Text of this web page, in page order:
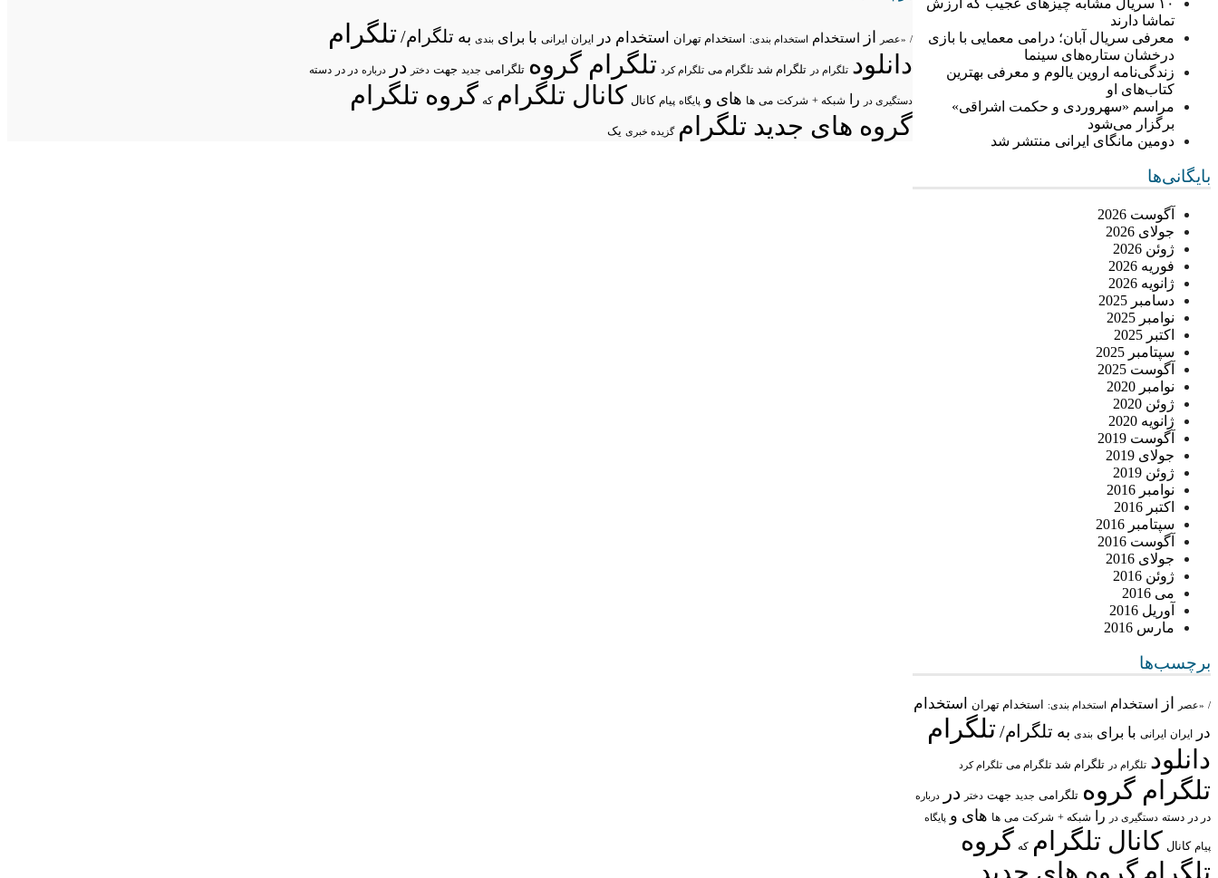
تماشا دارند
معرفی سریال آبان؛ درامی معمایی با بازی
درخشان ستاره‌های سینما
زندگی‌نامه اروین یالوم و معرفی بهترین
کتاب‌های او
مراسم «سهروردی و حکمت اشراقی»
برگزار می‌شود
دومین مانگای ایرانی منتشر شد
بایگانی‌ها
آگوست 2026
جولای 2026
ژوئن 2026
فوریه 2026
ژانویه 2026
دسامبر 2025
نوامبر 2025
اکتبر 2025
سپتامبر 2025
آگوست 2025
نوامبر 2020
ژوئن 2020
ژانویه 2020
آگوست 2019
جولای 2019
ژوئن 2019
نوامبر 2016
اکتبر 2016
سپتامبر 2016
آگوست 2016
جولای 2016
ژوئن 2016
می 2016
آوریل 2016
مارس 2016
برچسب‌ها
/ «عصر از استخدام استخدام بندی: استخدام تهران
استخدام
در
ایران ایرانی با برای بندی به تلگرام/ تلگرام
دانلود تلگرام در تلگرام شد تلگرام می تلگرام کرد
تلگرام گروه تلگرامی جدید جهت دختر در درباره
در در دسته دستگیری در را شبکه + شرکت می ها های و پایگاه
پیام کانال کانال تلگرام که گروه
تلگرام گروه های جدید
/ «عصر از استخدام استخدام بندی: استخدام تهران استخدام در ایران ایرانی با برای بندی به تلگرام/ تلگرام
دانلود تلگرام در تلگرام شد تلگرام می تلگرام کرد تلگرام گروه تلگرامی جدید جهت دختر در درباره در در دسته
دستگیری در را شبکه + شرکت می ها های و پایگاه پیام کانال کانال تلگرام که گروه تلگرام
گروه های جدید تلگرام گزیده خبری یک